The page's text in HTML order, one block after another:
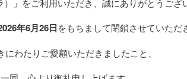
」をご利用いただき、誠にありがとうござ
年6月26日をもちまして閉鎖させていただ
にわたりご愛顧いただきましたこと、